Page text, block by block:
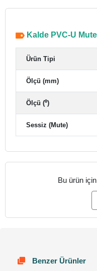
Kalde PVC-U
Ürün Tipi
Ölçü (mm)
Ölçü (⁰)
Sessiz (Mute)
Bu ürün
Benzer Ürünler